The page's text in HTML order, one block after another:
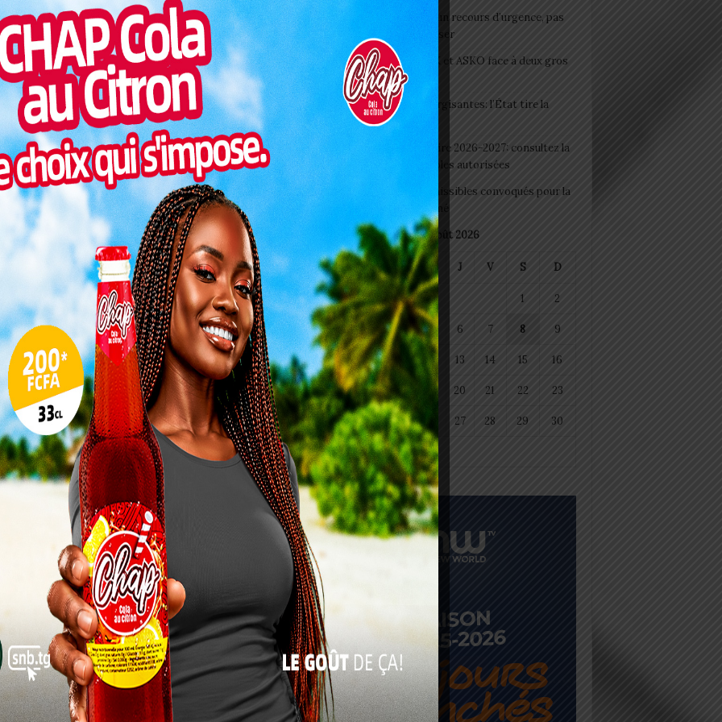
de Concertation des Acteurs d’Appui à
de presse le lundi 24 novembre 2025 à la
marque la phase pilote du Projet d’Appui au
Demandeurs d’Emploi sur l’Auto-Emploi (PARC
par le
cadre
de
de
à
agences
européennes (Expertise France, Enabel,
dans cinq pays africains.
coordonner l’appui aux
de pilotage du CCAAE, explique que Kozah 1
d’une mairie. « La commune de Kozah 1,
Expertise France, veulent prendre en compte la
des communes à faire la promotion de
précise-t-il.
Le comité de pilotage a pour mission
d’écouter les jeunes, d’observer leurs
initiatives et de créer une synergie d’action
pour les accompagner. Il reçoit les
doléances, identifie les entrepreneurs,
analyse les échecs pour comprendre ce qui
a manqué et noue des partenariats
stratégiques. Le CCAAE a été instauré les
des principes d’inclusivité.
Pilule du lendemain : un recours d’urgence, pas
une habitude à banaliser
Interclubs CAF: ASCK et ASKO face à deux gros
morceaux
Togo/ Boissons énergisantes: l’État tire la
sonnette d’alarme
Togo/ Rentrée scolaire 2026-2027: consultez la
liste officielle des écoles autorisées
ESSAL 2026 : les admissibles convoqués pour la
visite médicale à Lomé
août 2026
L M M J V S D
1 2
3 4 5 6 7 8 9
10 11 12 13 14 15 16
17 18 20 21 22 23
24 25 26 27 28 29 30
31
« Juil